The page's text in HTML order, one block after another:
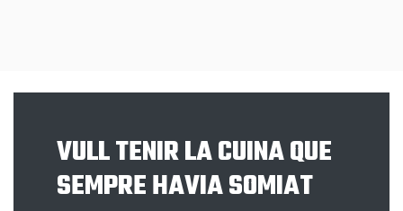
VULL TENIR LA CUINA QUE
SEMPRE HAVIA SOMIAT